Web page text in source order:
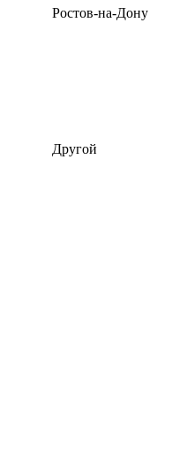
Ростов-на-Дону
Другой